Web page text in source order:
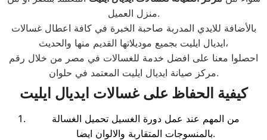
منزل العميل.
بالأضافة للايدي المدربة صاحبة الخبرة في كافة اعطال غسالات
ايديال ايليت بجميع موديلاتها القديم منها والحديث،
احصلوا معنا على افضل خدمة للغسالات في مصر من خلال رقم
مركز صيانة ايديال ايليت المعتمد في حلوان.
كيفية الحفاظ على غسالات ايديال ايليت
من المهم عند عمل دورة الغسيل تحميل الغسالة
بالمنسوجات المتقاربة والالوان ايضا.